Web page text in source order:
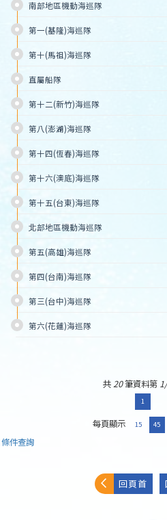
南部地區機動海巡隊
第一(基隆)海巡隊
第十(馬祖)海巡隊
直屬船隊
第十二(新竹)海巡隊
第八(澎湖)海巡隊
第十四(恆春)海巡隊
第十六(澳底)海巡隊
第十五(台東)海巡隊
北部地區機動海巡隊
第五(高雄)海巡隊
第四(台南)海巡隊
第三(台中)海巡隊
第六(花蓮)海巡隊
共20筆資料第
1
每頁顯示 15 45
條件查詢
回頁首